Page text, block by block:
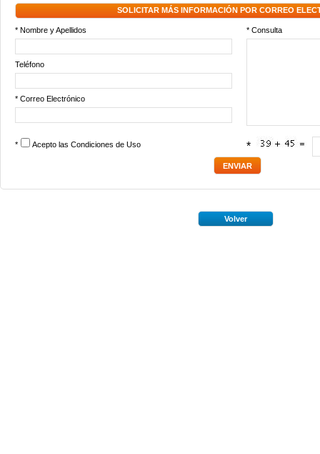
SOLICITAR MÁS INFORMACIÓN POR CORREO
* Nombre y Apellidos * Consulta
Teléfono
* Correo Electrónico
* Acepto las Condiciones de Uso *
Volver